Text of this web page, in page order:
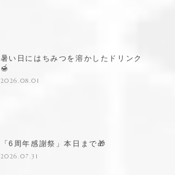
暑い日にはちみつを溶かしたドリンク
🍯
2026.08.01
「6周年感謝祭」本日まで🎁
2026.07.31